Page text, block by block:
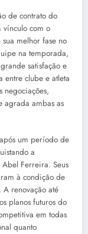
de contrato do
vínculo com o
melhor fase no
na temporada,
satisfação e
entre clube e atleta
negociações,
agrada ambas as
um período de
a
Ferreira. Seus
à condição de
A renovação até
planos futuros do
em todas
quanto